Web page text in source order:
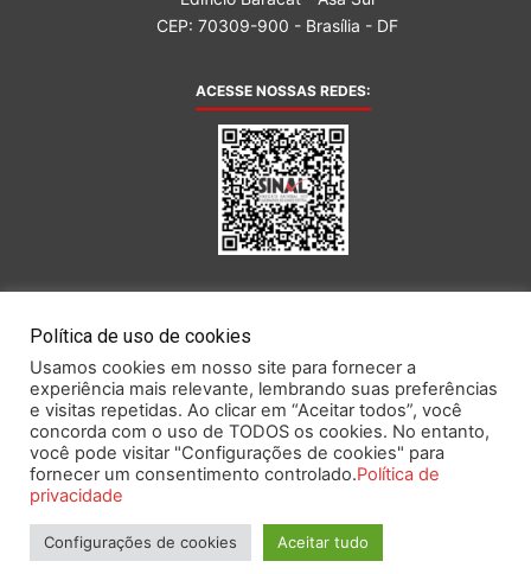
CEP: 70309-900 - Brasília - DF
ACESSE NOSSAS REDES:
Este portal obedece às prescrições da Lei Geral de Proteção de Dados.
2026 SINAL – Sindicato Nacional dos Funcionários do Banco Central.
Política de uso de cookies
Usamos cookies em nosso site para fornecer a
experiência mais relevante, lembrando suas preferências
e visitas repetidas. Ao clicar em “Aceitar todos”, você
concorda com o uso de TODOS os cookies. No entanto,
você pode visitar "Configurações de cookies" para
fornecer um consentimento controlado.Política de
privacidade
Configurações de cookies Aceitar tudo